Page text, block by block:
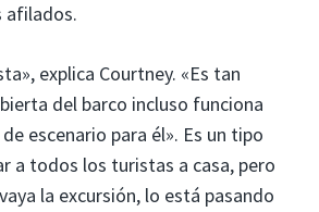
afilados.
explica Courtney. «Es tan
del barco incluso funciona
escenario para él». Es un tipo
a todos los turistas a casa, pero
la excursión, lo está pasando